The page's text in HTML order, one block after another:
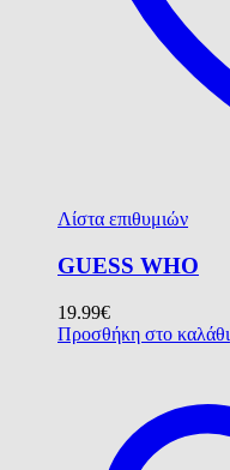
Λίστα επιθυμιών
GUESS WHO
19.99€
Προσθήκη στο καλάθι